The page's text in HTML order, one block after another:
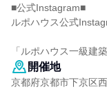
■公式Instagram■
ルポハウス公式
「ルポハウス一級建
開催地
京都府京都市下京区